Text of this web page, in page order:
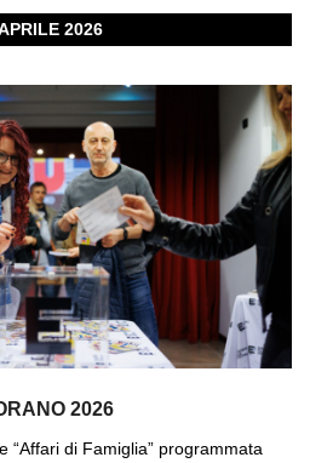
2026
2026
“Affari di Famiglia” programmata